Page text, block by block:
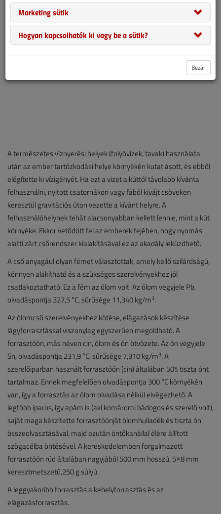
A természetes víznyerési helyek (folyóvizek, tavak) használata
után az ember tartózkodási helye környékén kutat ásott, és ebből
elégítette ki vízigényét. Ha ezt a vizet a kúttól távolabb kívánta
felhasználni, nyitott csatornákon vagy fából kivájt csöveken
keresztül gravitációs úton vezette a kívánt helyre. A
felhasználóhelynek tehát alacsonyabban kellett lennie, mint a kút
környéke. Ekkor vetődött fel az emberek fejében, hogy nyomás
alatti zárt csőrendszer kialakításával ez az akadály leküzdhető.
A cső anyagául olyan fémet választottak, amely kellő szilárdságú,
könnyen alakítható és a szükséges szerelvényekhez jól
csatlakoztatható. Ez a fém az ólom volt. Az ólom vegyjele Pb,
olvadáspontja 327,5 °C, sűrűsége 11,340 kg/m3.
Az ólomcső szerelvényekhez kötése, elágazások készítése
lágyforrasztással viszonylag egyszerűen megoldható. A
forrasztóón, más néven cin, ólom és ón ötvözete. Az ón vegyjele
Sn, olvadáspontja 231,9 °C, sűrűsége 7,310 kg/m3. A
szerelőiparban használt forrasztóón (cin) általában 50% tiszta ónt
tartalmaz. Ennek megfelelően olvadáspontja 300 °C környékén
van, így a forrasztás az ólom olvadása nélkül elvégezhető. A
legtöbb iparos, így apám is (aki komáromi bádogos és szerelő volt),
saját maga készítette forrasztóónját ólomhulladék és tiszta ón
összeolvasztásával, majd ezután öntőkanállal élére állított
szögacélba öntésével. A kereskedelemben forgalmazott
forrasztóón rúd általában nagyjából 500 mm hosszú, 5×8 mm
keresztmetszetű,250 g súlyú.
A leggyakoribb forrasztás a kehelyforrasztás és az
elágazásforrasztás.
Marketing sütik
Hogyan kapcsolhatók ki vagy be a sütik?
Bezár